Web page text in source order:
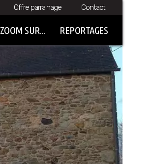
Offre parrainage Contact
ZOOM SUR... REPORTAGES